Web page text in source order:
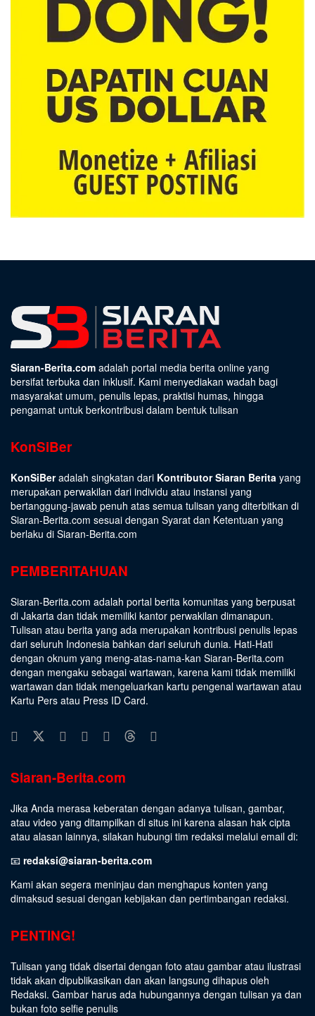
Siaran-Berita.com adalah portal media berita online yang
bersifat terbuka dan inklusif. Kami menyediakan wadah bagi
masyarakat umum, penulis lepas, praktisi humas, hingga
pengamat untuk berkontribusi dalam bentuk tulisan
KonSiBer
KonSiBeradalah singkatan dari Kontributor Siaran Berita yang
merupakan perwakilan dari individu atau instansi yang
bertanggung-jawab penuh atas semua tulisan yang diterbitkan di
Siaran-Berita.com sesuai dengan Syarat dan Ketentuan yang
berlaku di Siaran-Berita.com
PEMBERITAHUAN
Siaran-Berita.com adalah portal berita komunitas yang berpusat
di Jakarta dan tidak memiliki kantor perwakilan dimanapun.
Tulisan atau berita yang ada merupakan kontribusi penulis lepas
dari seluruh Indonesia bahkan dari seluruh dunia. Hati-Hati
dengan oknum yang meng-atas-nama-kan Siaran-Berita.com
dengan mengaku sebagai wartawan, karena kami tidak memiliki
wartawan dan tidak mengeluarkan kartu pengenal wartawan atau
Kartu Pers atau Press ID Card.
Siaran-Berita.com
Jika Anda merasa keberatan dengan adanya tulisan, gambar,
atau video yang ditampilkan di situs ini karena alasan hak cipta
atau alasan lainnya, silakan hubungi tim redaksi melalui email di:
📧 redaksi@siaran-berita.com
Kami akan segera meninjau dan menghapus konten yang
dimaksud sesuai dengan kebijakan dan pertimbangan redaksi.
PENTING!
Tulisan yang tidak disertai dengan foto atau gambar atau ilustrasi
tidak akan dipublikasikan dan akan langsung dihapus oleh
Redaksi. Gambar harus ada hubungannya dengan tulisan ya dan
bukan foto selfie penulis